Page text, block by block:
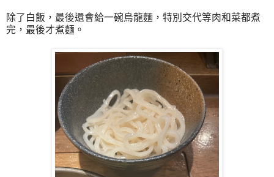
除了白飯，最後還會給一碗烏龍麵，特別交代等肉和菜都煮
完，最後才煮麵。